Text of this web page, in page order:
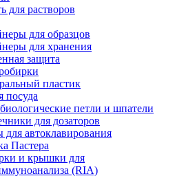
для растворов
для образцов
для хранения
защита
пластик
посуда
петли и шпатели
для дозаторов
для автоклавирования
Пастера
и крышки для
(RIA)